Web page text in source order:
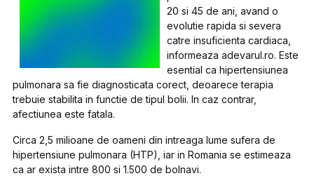
20 si 45 de ani, avand o
evolutie rapida si severa
catre insuficienta cardiaca,
informeaza adevarul.ro. Este
esential ca hipertensiunea
pulmonara sa fie diagnosticata corect, deoarece terapia
trebuie stabilita in functie de tipul bolii. In caz contrar,
afectiunea este fatala.
Circa 2,5 milioane de oameni din intreaga lume sufera de
hipertensiune pulmonara (HTP), iar in Romania se estimeaza
ca ar exista intre 800 si 1.500 de bolnavi.